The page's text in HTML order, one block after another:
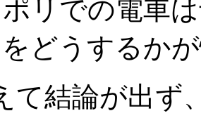
リでの電車
どうするか
て結論が出ず